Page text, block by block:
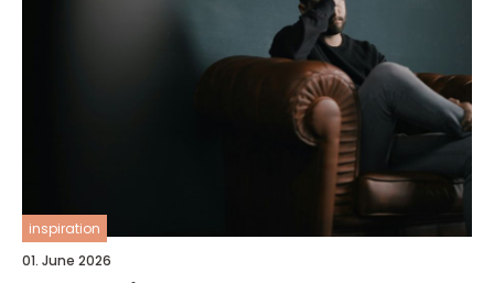
inspiration
01. June 2026